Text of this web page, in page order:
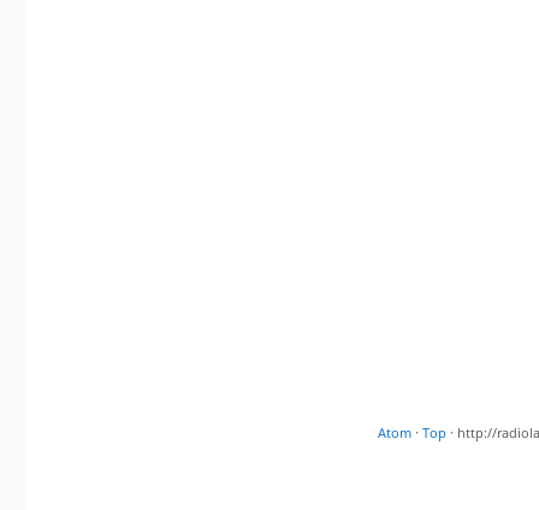
Atom · Top · http://